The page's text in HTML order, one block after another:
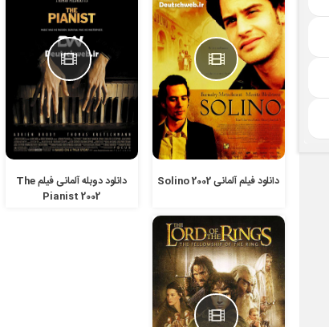
دانلود فیلم آلمانی Solino 2002
دانلود دوبله آلمانی فیلم The
Pianist 2002